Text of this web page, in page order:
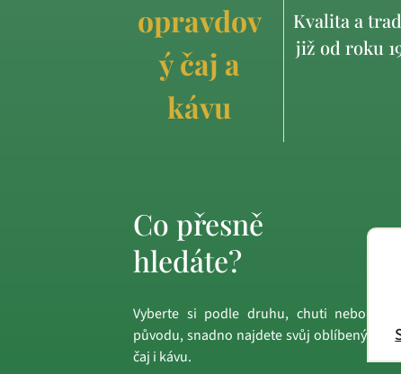
opravdov
ý čaj a
kávu
Kvalita a
již od roku
Co přesně
hledáte?
Vyberte si podle druhu, chuti nebo
původu, snadno najdete svůj oblíbený
čaj i kávu.